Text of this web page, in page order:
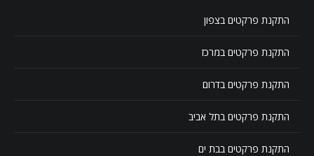
התקנת פרקטים בצפון
התקנת פרקטים במרכז
התקנת פרקטים בדרום
התקנת פרקטים בתל אביב
התקנת פרקטים בבת ים